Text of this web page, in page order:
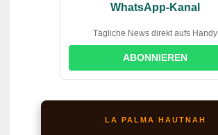
WhatsApp-Kanal
Tägliche News direkt aufs Handy
ABONNIEREN
LA PALMA HAUTNAH